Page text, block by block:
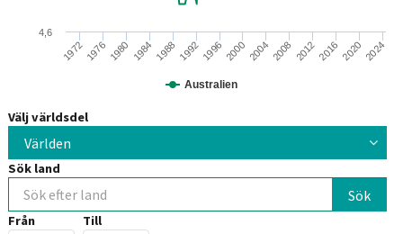
Australien
1980 1992 2004 2016
19721976 1984 1988 1996 2000 2008 2012 2020 2024
4,6
Välj världsdel
Världen
Sök land
Från Till